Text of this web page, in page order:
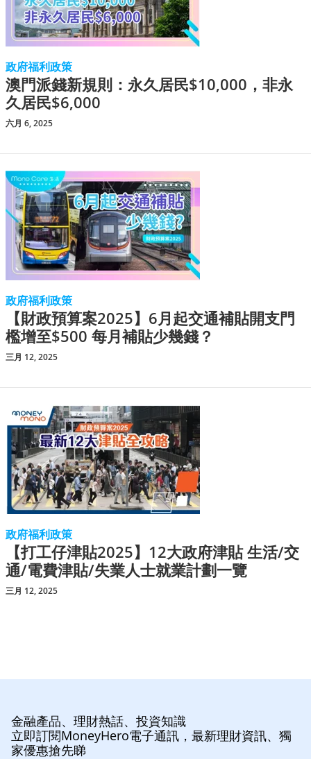
政府福利政策
澳門派錢新規則：永久居民$10,000，非永
久居民$6,000
六月 6, 2025
政府福利政策
【財政預算案2025】6月起交通補貼開支門
檻增至$500 每月補貼少幾錢？
三月 12, 2025
政府福利政策
【打工仔津貼2025】12大政府津貼 生活/交
通/電費津貼/失業人士就業計劃一覽
三月 12, 2025
金融產品、理財熱話、投資知識
立即訂閱MoneyHero電子通訊，最新理財資訊、獨
家優惠搶先睇